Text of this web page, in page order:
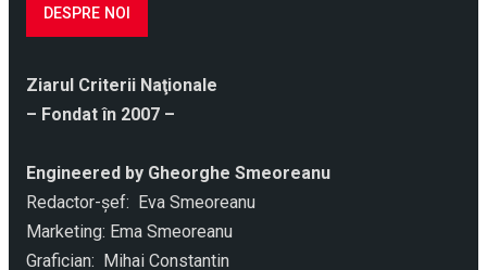
DESPRE NOI
Ziarul Criterii Naţionale
– Fondat în 2007 –
Engineered by Gheorghe Smeoreanu
Redactor-şef: Eva Smeoreanu
Marketing: Ema Smeoreanu
Grafician: Mihai Constantin